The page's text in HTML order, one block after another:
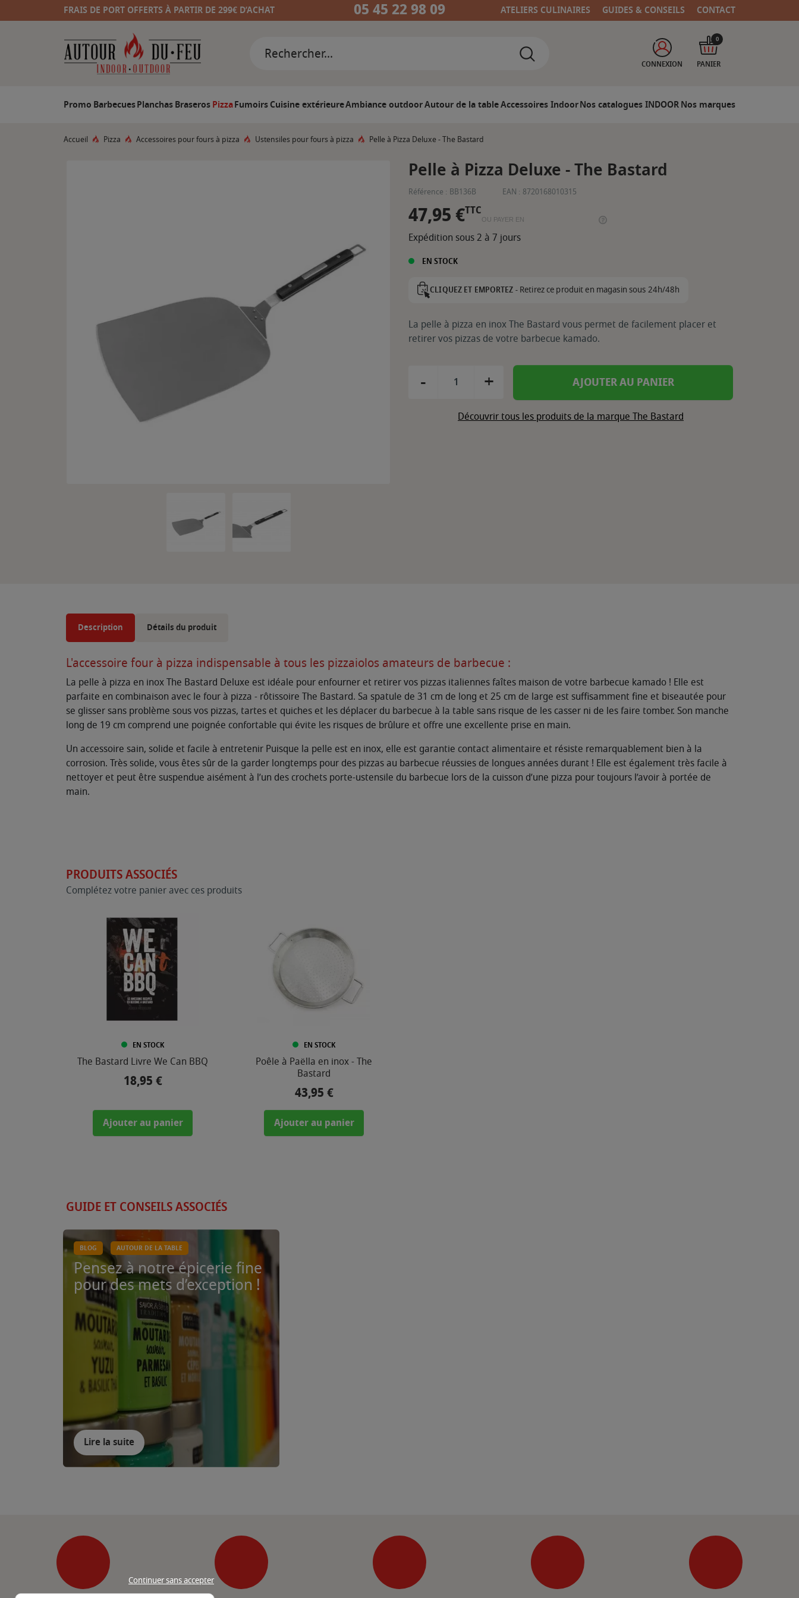
FRAIS DE PORT OFFERTS À PARTIR DE 299€ D’ACHAT 05 45 22 98 09 ATELIERS CULINAIRES GUIDES & CONSEILS CONTACT
CONNEXION PANIER
0
Promo BarbecuesPlanchasBraserosPizzaFumoirsCuisine extérieureAmbiance outdoorAutour de la tableAccessoires IndoorNos catalogues INDOORNos marques
Accueil Pizza Accessoires pour fours à pizza Ustensiles pour fours à pizza Pelle à Pizza Deluxe - The Bastard
Pelle à Pizza Deluxe - The Bastard
Référence : BB136B EAN : 8720168010315
47,95 €TTC
OU PAYER EN
Expédition sous 2 à 7 jours
EN STOCK
CLIQUEZ ET EMPORTEZ -Retirez ce produit en magasin sous 24h/48h
La pelle à pizza en inox The Bastard vous permet de facilement placer et
retirer vos pizzas de votre barbecue kamado.
- + AJOUTER AU PANIER
Découvrir tous les produits de la marque The Bastard
Description Détails du produit
L'accessoire four à pizza indispensable à tous les pizzaiolos amateurs de barbecue :
La pelle à pizza en inox The Bastard Deluxe est idéale pour enfourner et retirer vos pizzas italiennes faîtes maison de votre barbecue kamado ! Elle est
parfaite en combinaison avec le four à pizza - rôtissoire The Bastard. Sa spatule de 31 cm de long et 25 cm de large est suffisamment fine et biseautée pour
se glisser sans problème sous vos pizzas, tartes et quiches et les déplacer du barbecue à la table sans risque de les casser ni de les faire tomber. Son manche
long de 19 cm comprend une poignée confortable qui évite les risques de brûlure et offre une excellente prise en main.
Un accessoire sain, solide et facile à entretenir Puisque la pelle est en inox, elle est garantie contact alimentaire et résiste remarquablement bien à la
corrosion. Très solide, vous êtes sûr de la garder longtemps pour des pizzas au barbecue réussies de longues années durant ! Elle est également très facile à
nettoyer et peut être suspendue aisément à l’un des crochets porte-ustensile du barbecue lors de la cuisson d’une pizza pour toujours l’avoir à portée de
main.
PRODUITS ASSOCIÉS
Complétez votre panier avec ces produits
EN STOCK
The Bastard Livre We Can BBQ
Prix
18,95 €
Ajouter au panier
EN STOCK
Poêle à Paëlla en inox - The
Bastard
Prix
43,95 €
Ajouter au panier
GUIDE ET CONSEILS ASSOCIÉS
BLOG AUTOUR DE LA TABLE
Pensez à notre épicerie fine
pour des mets d’exception !
Lire la suite
Continuer sans accepter